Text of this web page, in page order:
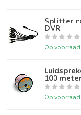
Splitter
DVR
Op voorraad
100 meter
Op voorraad